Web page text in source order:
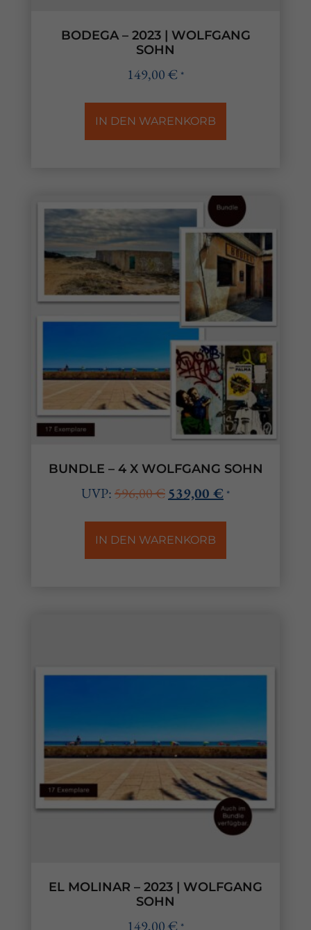
BODEGA – 2023 | WOLFGANG
SOHN
149,00€ *
IN DEN WARENKORB
BUNDLE – 4 X WOLFGANG SOHN
UVP:596,00€ 539,00 € *
IN DEN WARENKORB
EL MOLINAR – 2023 | WOLFGANG
SOHN
149,00€ *